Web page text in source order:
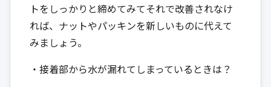
トをしっかりと締めてみてそれで改善されなけ
れば、ナットやパッキンを新しいものに代えて
みましょう。
・接着部から水が漏れてしまっているときは？